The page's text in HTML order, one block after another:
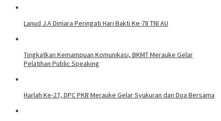
Lanud J.A Dimara Peringati Hari Bakti Ke-78 TNI AU
Tingkatkan Kemampuan Komunikasi, BKMT Merauke Gelar
Pelatihan Public Speaking
Harlah Ke-27, DPC PKB Merauke Gelar Syukuran dan Doa Bersama